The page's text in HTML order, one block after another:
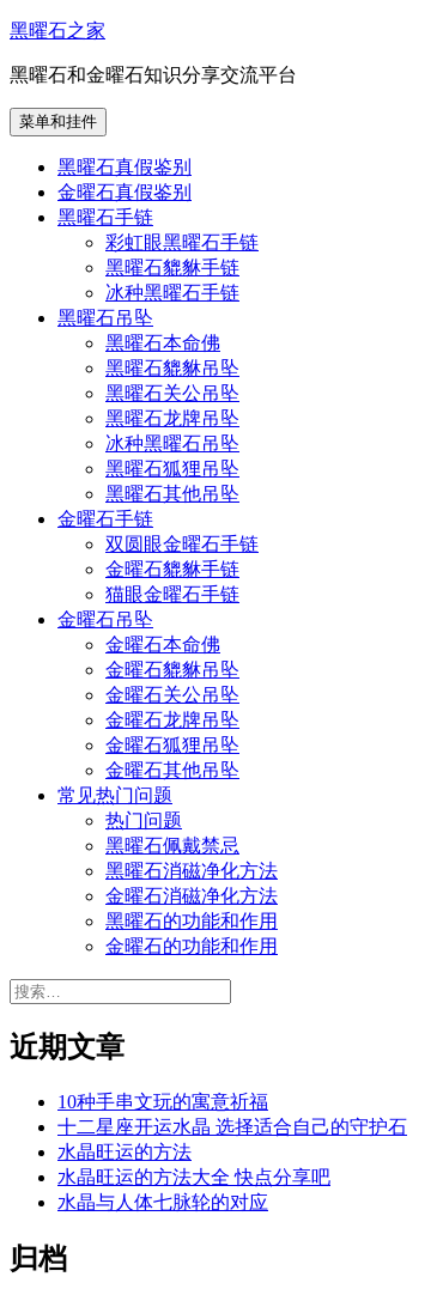
跳
内
容
黑曜石之家
黑曜石和金曜石知识分享交流平台
菜单和挂件
黑曜石真假鉴别
金曜石真假鉴别
黑曜石手链
彩虹眼黑曜石手链
黑曜石貔貅手链
冰种黑曜石手链
黑曜石吊坠
黑曜石本命佛
黑曜石貔貅吊坠
黑曜石关公吊坠
黑曜石龙牌吊坠
冰种黑曜石吊坠
黑曜石狐狸吊坠
黑曜石其他吊坠
金曜石手链
双圆眼金曜石手链
金曜石貔貅手链
猫眼金曜石手链
金曜石吊坠
金曜石本命佛
金曜石貔貅吊坠
金曜石关公吊坠
金曜石龙牌吊坠
金曜石狐狸吊坠
金曜石其他吊坠
常见热门问题
热门问题
黑曜石佩戴禁忌
黑曜石消磁净化方法
金曜石消磁净化方法
黑曜石的功能和作用
金曜石的功能和作用
搜
近期文章
10种手串文玩的寓意祈福
十二星座开运水晶 选择适合自己的守护石
水晶旺运的方法
水晶旺运的方法大全 快点分享吧
水晶与人体七脉轮的对应
归档